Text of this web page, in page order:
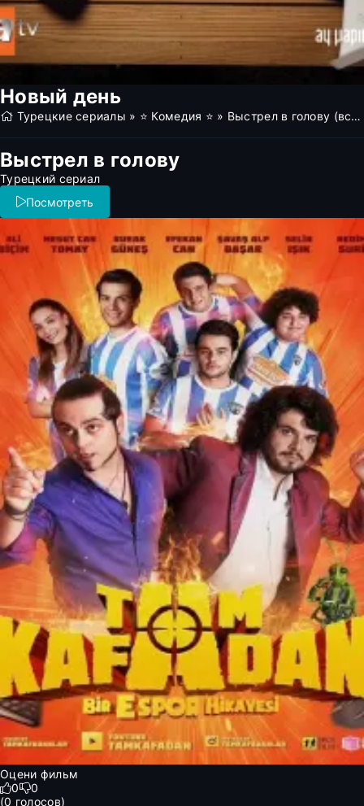
Новый день
Турецкие сериалы » ⭐ Комедия ⭐ » Выстрел в голову (все серии)
Выстрел в голову
Турецкий сериал
Посмотреть
Оцени фильм
0
0
(0 голосов)